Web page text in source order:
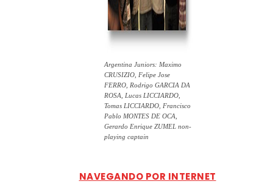
Argentina Juniors: Maximo
CRUSIZIO, Felipe Jose
FERRO, Rodrigo GARCIA DA
ROSA, Lucas LICCIARDO,
Tomas LICCIARDO, Francisco
Pablo MONTES DE OCA,
Gerardo Enrique ZUMEL non-
playing captain
NAVEGANDO POR INTERNET